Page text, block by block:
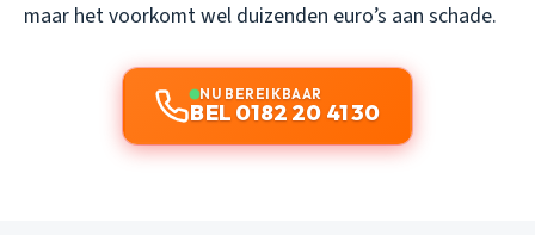
maar het voorkomt wel duizenden euro’s aan schade.
NU BEREIKBAAR
BEL 0182 20 41 30